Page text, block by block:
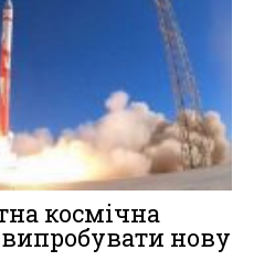
космічна
нову